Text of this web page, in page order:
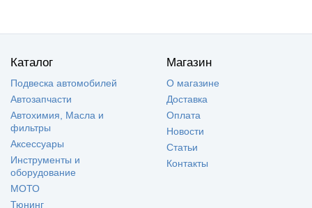
Каталог
Подвеска автомобилей
Автозапчасти
Автохимия, Масла и
фильтры
Аксессуары
Инструменты и
оборудование
МОТО
Тюнинг
Магазин
О магазине
Доставка
Оплата
Новости
Статьи
Контакты